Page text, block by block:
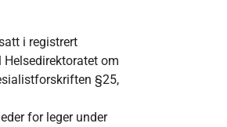
i registrert
om
§25,
for leger under